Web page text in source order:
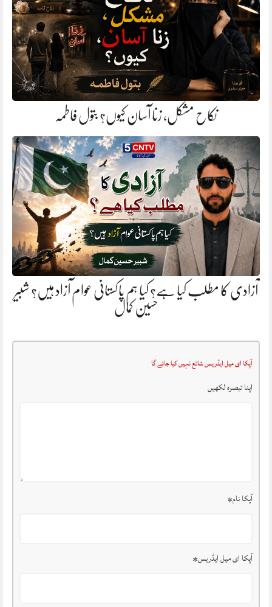
نکاح مشکل، زنا آسان کیوں؟ بتول فاطمہ
آزادی کا مطلب کیا ہے؟ کیا ہم پاکستانی عوام آزاد ہیں؟ شبیر
حسین کمال
آپکا ای میل ایڈریس شائع نہیں کیا جائے گا
اپنا تبصرہ لکھیں
آپکا نام*
آپکا ای میل ایڈریس*